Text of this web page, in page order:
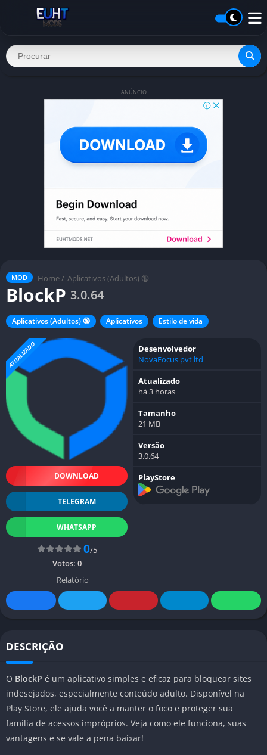
ANÚNCIO
MOD Home / Aplicativos (Adultos) 🔞
BlockP 3.0.64
Aplicativos (Adultos) 🔞 Aplicativos Estilo de vida
ATUALIZADO
DOWNLOAD
TELEGRAM
WHATSAPP
0/5
Votos: 0
Relatório
Desenvolvedor
NovaFocus pvt ltd
Atualizado
há 3 horas
Tamanho
21 MB
Versão
3.0.64
PlayStore
DESCRIÇÃO
O BlockP é um aplicativo simples e eficaz para bloquear sites
indesejados, especialmente conteúdo adulto. Disponível na
Play Store, ele ajuda você a manter o foco e proteger sua
família de acessos impróprios. Veja como ele funciona, suas
vantagens e se vale a pena baixar!